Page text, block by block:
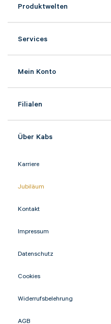
Produktwelten
Services
Mein Konto
Filialen
Über Kabs
Karriere
Jubiläum
Kontakt
Impressum
Datenschutz
Cookies
Widerrufsbelehrung
AGB